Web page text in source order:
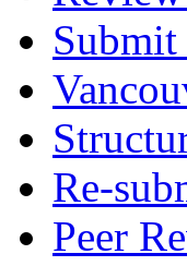
Re-
Peer